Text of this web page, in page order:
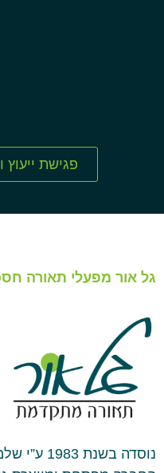
פגישת ייעוץ
גל אור מפעלי תאורה
נוסדה בשנת 1983 ע”י שלמה ואמנון בן ארצי.